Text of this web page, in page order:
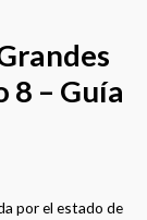
8 – Guía
por el estado de